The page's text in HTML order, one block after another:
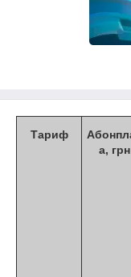
Тариф
а, грн